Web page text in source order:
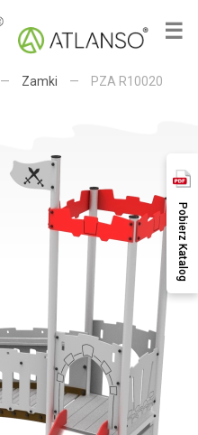
☰
×
Pobierz Katalog
— Zamki — PZA R10020